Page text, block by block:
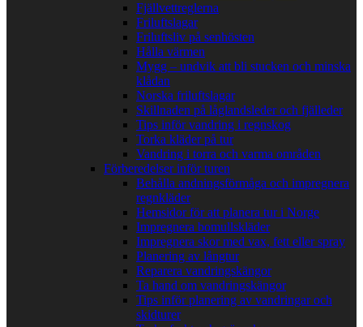
Fjällvettreglerna
Friluftslagar
Friluftsliv på senhösten
Hålla värmen
Mygg – undvik att bli stucken och minska
klådan
Norska friluftslagar
Skillnaden på låglandsleder och fjälleder
Tips inför vandring i regnskog
Torka kläder på tur
Vandring i torra och varma områden
Förberedelser inför turen
Behålla andningsförmåga och impregnera
regnkläder
Hemsidor för att planera tur i Norge
Impregnera bomullskläder
Impregnera skor med vax, fett eller spray
Planering av långtur
Reparera vandringskängor
Ta hand om vandringskängor
Tips inför planering av vandringar och
skidturer